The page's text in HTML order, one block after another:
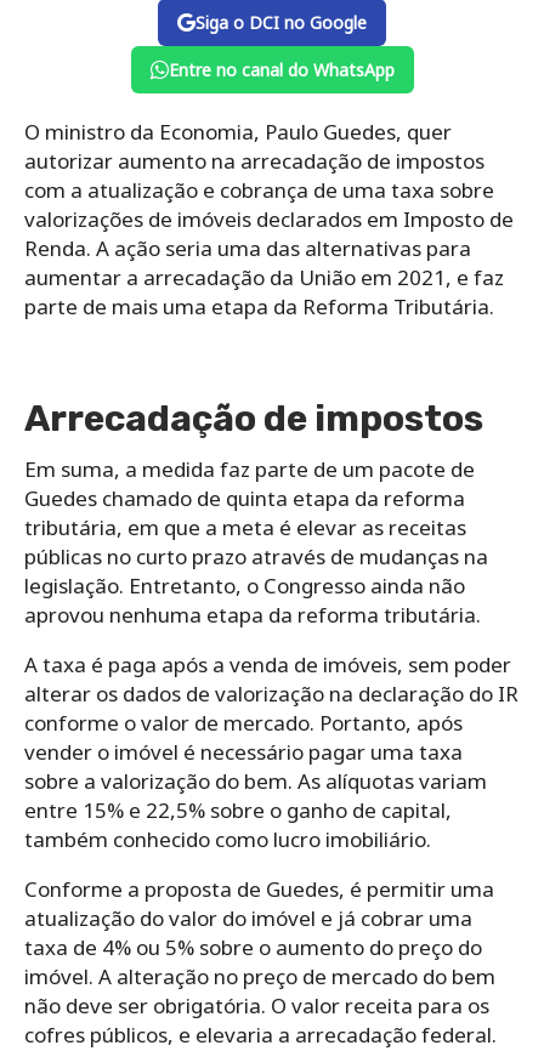
Siga o DCI no Google
Entre no canal do WhatsApp
O ministro da Economia, Paulo Guedes, quer
autorizar aumento na arrecadação de impostos
com a atualização e cobrança de uma taxa sobre
valorizações de imóveis declarados em Imposto de
Renda. A ação seria uma das alternativas para
aumentar a arrecadação da União em 2021, e faz
parte de mais uma etapa da Reforma Tributária.
Arrecadação de impostos
Em suma, a medida faz parte de um pacote de
Guedes chamado de quinta etapa da reforma
tributária, em que a meta é elevar as receitas
públicas no curto prazo através de mudanças na
legislação. Entretanto, o Congresso ainda não
aprovou nenhuma etapa da reforma tributária.
A taxa é paga após a venda de imóveis, sem poder
alterar os dados de valorização na declaração do IR
conforme o valor de mercado. Portanto, após
vender o imóvel é necessário pagar uma taxa
sobre a valorização do bem. As alíquotas variam
entre 15% e 22,5% sobre o ganho de capital,
também conhecido como lucro imobiliário.
Conforme a proposta de Guedes, é permitir uma
atualização do valor do imóvel e já cobrar uma
taxa de 4% ou 5% sobre o aumento do preço do
imóvel. A alteração no preço de mercado do bem
não deve ser obrigatória. O valor receita para os
cofres públicos, e elevaria a arrecadação federal.